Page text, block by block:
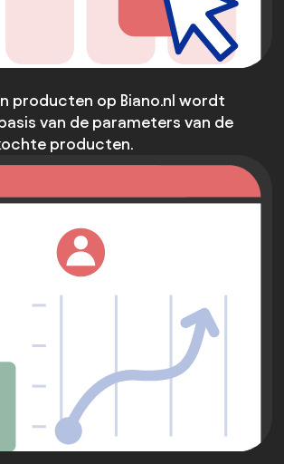
producten op Biano.nl wordt
van de parameters van de
producten.